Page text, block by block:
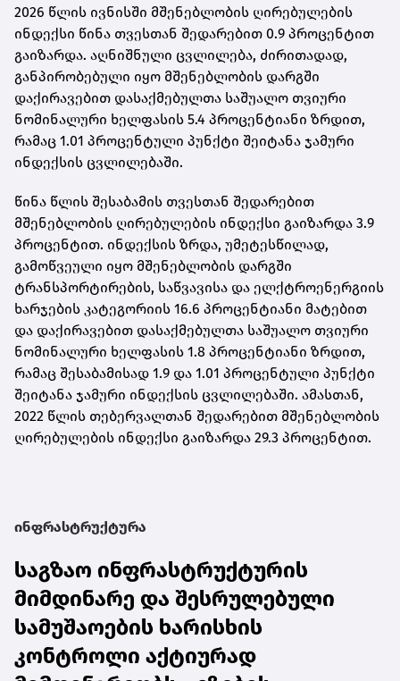
2026 წლის ივნისში მშენებლობის ღირებულების
ინდექსი წინა თვესთან შედარებით 0.9 პროცენტით
გაიზარდა. აღნიშნული ცვლილება, ძირითადად,
განპირობებული იყო მშენებლობის დარგში
დაქირავებით დასაქმებულთა საშუალო თვიური
ნომინალური ხელფასის 5.4 პროცენტიანი ზრდით,
რამაც 1.01 პროცენტული პუნქტი შეიტანა ჯამური
ინდექსის ცვლილებაში.
წინა წლის შესაბამის თვესთან შედარებით
მშენებლობის ღირებულების ინდექსი გაიზარდა 3.9
პროცენტით. ინდექსის ზრდა, უმეტესწილად,
გამოწვეული იყო მშენებლობის დარგში
ტრანსპორტირების, საწვავისა და ელქტროენერგიის
ხარჯების კატეგორიის 16.6 პროცენტიანი მატებით
და დაქირავებით დასაქმებულთა საშუალო თვიური
ნომინალური ხელფასის 1.8 პროცენტიანი ზრდით,
რამაც შესაბამისად 1.9 და 1.01 პროცენტული პუნქტი
შეიტანა ჯამური ინდექსის ცვლილებაში. ამასთან,
2022 წლის თებერვალთან შედარებით მშენებლობის
ღირებულების ინდექსი გაიზარდა 29.3 პროცენტით.
ინფრასტრუქტურა
საგზაო ინფრასტრუქტურის
მიმდინარე და შესრულებული
სამუშაოების ხარისხის
კონტროლი აქტიურად